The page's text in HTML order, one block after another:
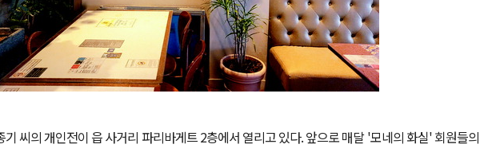
씨의 개인전이 읍 사거리 파리바게트 2층에서 열리고 있다. 앞으로 매달 '모네의 화실' 회원들의